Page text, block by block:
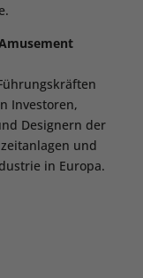
Investoren,
Designern der
und
in Europa.